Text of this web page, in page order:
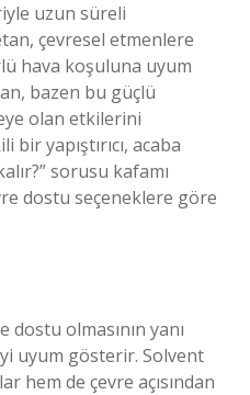
uzun süreli
çevresel etmenlere
hava koşuluna uyum
bazen bu güçlü
olan etkilerini
yapıştırıcı, acaba
sorusu kafamı
dostu seçeneklere göre
dostu olmasının yanı
uyum gösterir. Solvent
hem de çevre açısından